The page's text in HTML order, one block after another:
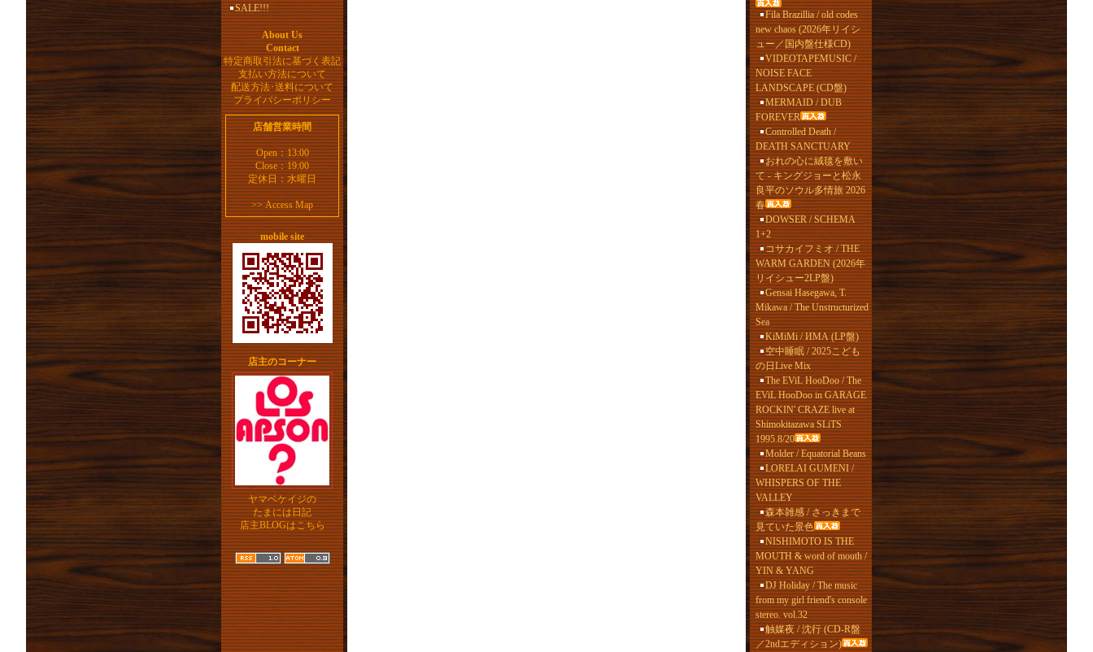
SALE!!!
About Us
Contact
特定商取引法に基づく表記
支払い方法について
配送方法･送料について
プライバシーポリシー
店舗営業時間
Open：13:00
Close：19:00
定休日：水曜日
>>Access Map
mobile site
店主のコーナー
ヤマベケイジの
たまには日記
店主BLOGはこちら
Fila Brazillia / old codes
new chaos (2026年リイシ
ュー／国内盤仕様CD)
VIDEOTAPEMUSIC /
NOISE FACE
LANDSCAPE (CD盤)
MERMAID / DUB
FOREVER
Controlled Death /
DEATH SANCTUARY
おれの心に絨毯を敷い
て - キングジョーと松永
良平のソウル多情旅 2026
春
DOWSER / SCHEMA
1+2
コサカイフミオ / THE
WARM GARDEN (2026年
リイシュー2LP盤)
Gensai Hasegawa, T.
Mikawa / The Unstructurized
Sea
KiMiMi / ИМА (LP盤)
空中睡眠 / 2025こども
の日Live Mix
The EViL HooDoo / The
EViL HooDoo in GARAGE
ROCKIN' CRAZE live at
Shimokitazawa SLiTS
1995.8/20
Molder / Equatorial Beans
LORELAI GUMENI /
WHISPERS OF THE
VALLEY
森本雑感 / さっきまで
見ていた景色
NISHIMOTO IS THE
MOUTH & word of mouth /
YIN & YANG
DJ Holiday / The music
from my girl friend's console
stereo. vol.32
触媒夜 / 沈行 (CD-R盤
／2ndエディション)